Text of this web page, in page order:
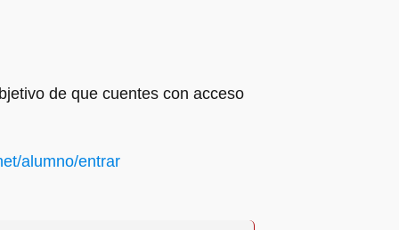
de que cuentes con acceso
alumno/entrar